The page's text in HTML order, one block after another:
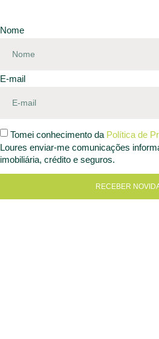
Nome
E-mail
Tomei conhecimento da Política de
Loures enviar-me comunicações
imobiliária, crédito e seguros.
RECEBER